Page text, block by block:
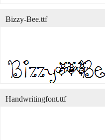
Bizzy-Bee.ttf
Handwritingfont.ttf